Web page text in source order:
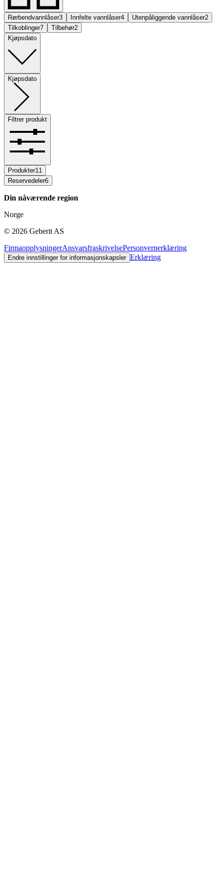
Rørbendvannlåser3 Innfelte vannlåser4 Utenpåliggende vannlåser2
Tilkoblinger7 Tilbehør2
Kjøpsdato
Kjøpsdato
Filtrer produkt
Produkter11
Reservedeler6
Din nåværende region
Norge
© 2026 Geberit AS
FirmaopplysningerAnsvarsfraskrivelsePersonvernerklæring
Endre innstillinger for informasjonskapsler Erklæring